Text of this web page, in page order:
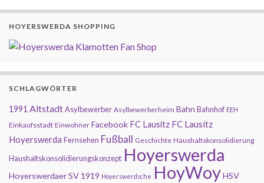
HOYERSWERDA SHOPPING
SCHLAGWÖRTER
1991 AltstadtAsylbewerber Asylbewerberheim Bahn Bahnhof EEH
Einkaufsstadt Einwohner Facebook FC Lausitz FC Lausitz
Hoyerswerda Fernsehen Fußball Geschichte Haushaltskonsolidierung
Haushaltskonsolidierungskonzept Hoyerswerda
Hoyerswerdaer SV 1919 Hoyerswerdsche HoyWoyHSV